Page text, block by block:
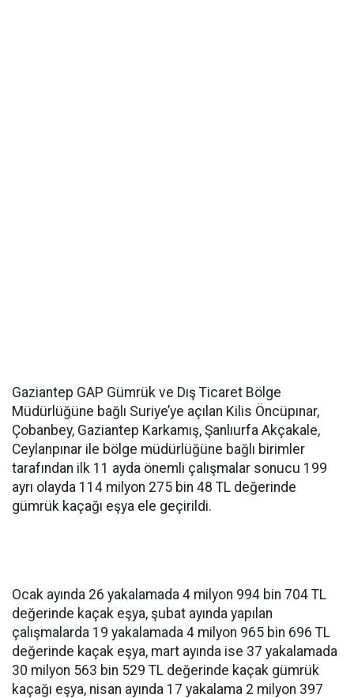
Gaziantep GAP Gümrük ve Dış Ticaret Bölge
Müdürlüğüne bağlı Suriye’ye açılan Kilis Öncüpınar,
Çobanbey, Gaziantep Karkamış, Şanlıurfa Akçakale,
Ceylanpınar ile bölge müdürlüğüne bağlı birimler
tarafından ilk 11 ayda önemli çalışmalar sonucu 199
ayrı olayda 114 milyon 275 bin 48 TL değerinde
gümrük kaçağı eşya ele geçirildi.
Ocak ayında 26 yakalamada 4 milyon 994 bin 704 TL
değerinde kaçak eşya, şubat ayında yapılan
çalışmalarda 19 yakalamada 4 milyon 965 bin 696 TL
değerinde kaçak eşya, mart ayında ise 37 yakalamada
30 milyon 563 bin 529 TL değerinde kaçak gümrük
kaçağı eşya, nisan ayında 17 yakalama 2 milyon 397